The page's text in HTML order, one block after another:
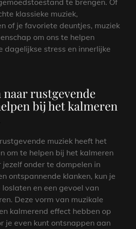
te brengen. Of
klassieke muziek,
of je favoriete deuntjes, muziek
om ons te helpen
dagelijkse stress en innerlijke
rustgevende
bij het kalmeren
muziek heeft het
om te helpen bij het kalmeren
onder te dompelen in
ontspannende klanken, kun je
en een gevoel van
Deze vorm van muzikale
kalmerend effect hebben op
je even kunt ontsnappen aan